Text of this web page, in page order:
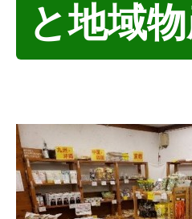
と地域